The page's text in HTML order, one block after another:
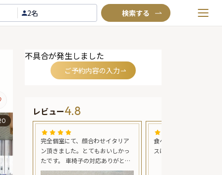
2名
TOP
よくあるご質問
お問い合わせ
不具合が発生しました
ご予約内容の入力
レビュー4.8
かっ
完全個室にて、顔合わせイタリア
ン頂きました。とてもおいしかっ
たです。 車椅子の対応ありがとう
ございました。 外から聞こえるピ
食べ物は美味しかったし
スは最高でした。